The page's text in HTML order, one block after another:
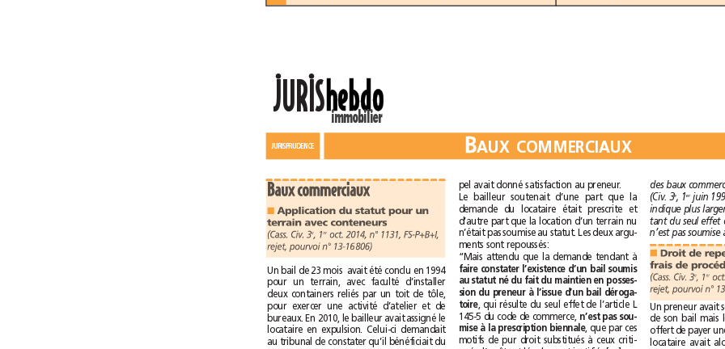
JURIS hebdo
immobilier
••
B AUXCOMMERCIAUX
Baux commerciaux
Application du statut pour un
terrain avec conteneurs
(Cass. Civ. 3e , 1 er
oct. 2014, n°1131, FS-P+B+I,
rejet, pourvoi n°13-16806)
Un bail de 23 mois  avait été conclu en 1994
pour un terrain, avec faculté d’installer
deux containers reliés par un toit de tôle,
pour exercer une activité d’atelier et de
bureaux. En 2010, le bailleur avait assigné le
locataire en expulsion. Celui-ci demandait
au tribunal de constater qu’il bénéficiait du
Le bailleur soutenait d’une part que la
demande du locataire était prescrite et
d’autre part que la location d’un terrain nu
n’était pas soumise au statut. Les deux argu-
ments sont repoussés:
“Mais attendu que la demande tendant à
faire constater l’existence d’un bail soumis
au statut né du fait du maintien en posses-
sion du preneur à l’issue d’un bail déroga-
toire
, qui résulte du seul effet de l’article L
n’est pas sou-
mise à la prescription biennale
, que par ces
motifs de pur droit substitués à ceux criti-
(Civ. 3e , 1 er
(Cass. Civ. 3e , 1 er
JURISPRUDENCE